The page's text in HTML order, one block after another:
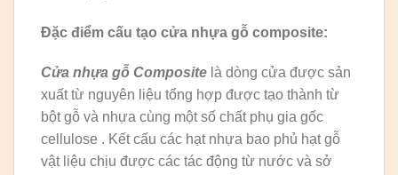
Đặc điểm cấu tạo cửa nhựa gỗ composite:
Cửa nhựa gỗ Composite là dòng cửa được sản
xuất từ nguyên liệu tổng hợp được tạo thành từ
bột gỗ và nhựa cùng một số chất phụ gia gốc
cellulose . Kết cấu các hạt nhựa bao phủ hạt gỗ
vật liệu chịu được các tác động từ nước và sở